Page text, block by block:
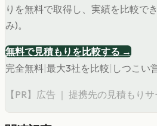
りを無料で取得し、実績を比較で
み)。
無料で見積もりを比較する →
完全無料 最大3社を比較 しつこい
【PR】広告 ｜ 提携先の見積もり